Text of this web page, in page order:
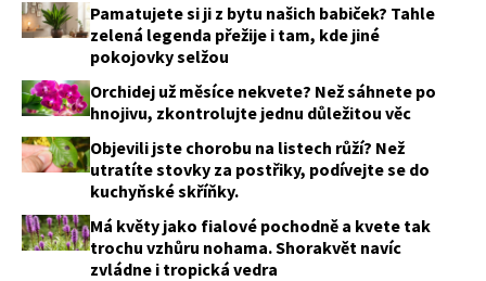
Pamatujete si ji z bytu našich babiček? Tahle
zelená legenda přežije i tam, kde jiné
pokojovky selžou
Orchidej už měsíce nekvete? Než sáhnete po
hnojivu, zkontrolujte jednu důležitou věc
Objevili jste chorobu na listech růží? Než
utratíte stovky za postřiky, podívejte se do
kuchyňské skříňky.
Má květy jako fialové pochodně a kvete tak
trochu vzhůru nohama. Shorakvět navíc
zvládne i tropická vedra